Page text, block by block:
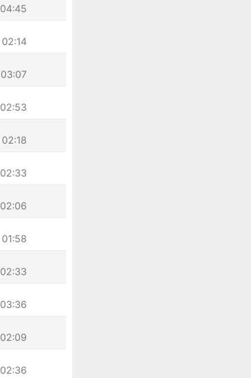
04:45
02:14
03:07
02:53
02:18
02:33
02:06
01:58
02:33
03:36
02:09
02:36